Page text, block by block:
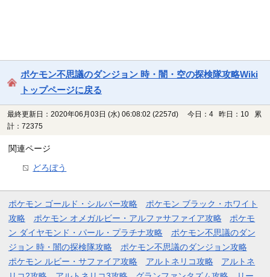
ポケモン不思議のダンジョン 時・闇・空の探検隊攻略Wiki
トップページに戻る
最終更新日：2020年06月03日 (水) 06:08:02 (2257d)
今日：4 昨日：10 累
計：72375
関連ページ
どろぼう
ポケモン ゴールド・シルバー攻略
ポケモン ブラック・ホワイト
攻略
ポケモン オメガルビー・アルファサファイア攻略
ポケモ
ン ダイヤモンド・パール・プラチナ攻略
ポケモン不思議のダン
ジョン 時・闇の探検隊攻略
ポケモン不思議のダンジョン攻略
ポケモン ルビー・サファイア攻略
アルトネリコ攻略
アルトネ